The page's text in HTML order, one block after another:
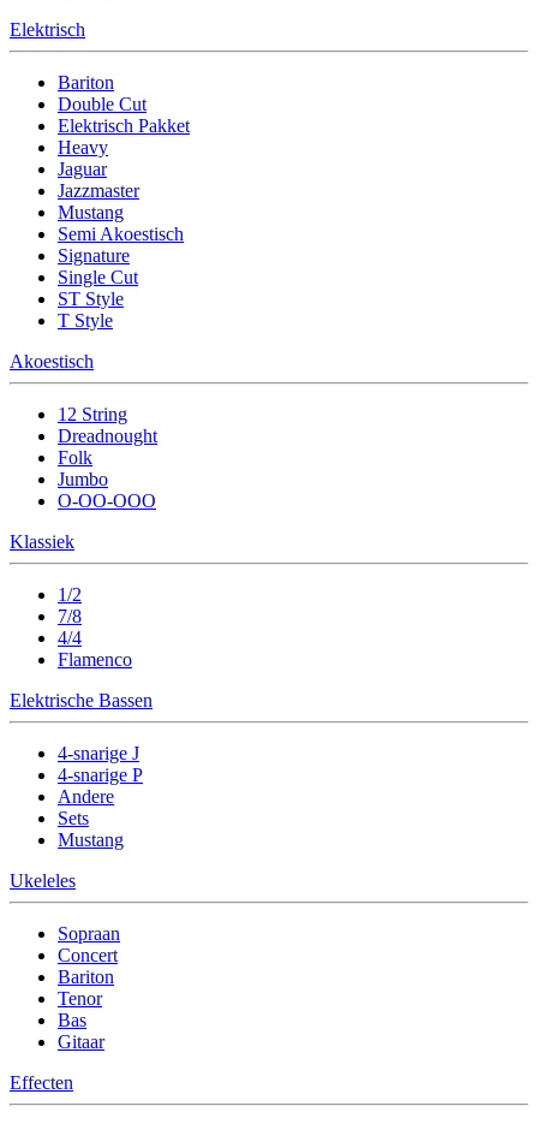
Elektrisch
Bariton
Double Cut
Elektrisch Pakket
Heavy
Jaguar
Jazzmaster
Mustang
Semi Akoestisch
Signature
Single Cut
ST Style
T Style
Akoestisch
12 String
Dreadnought
Folk
Jumbo
O-OO-OOO
Klassiek
1/2
7/8
4/4
Flamenco
Elektrische Bassen
4-snarige J
4-snarige P
Andere
Sets
Mustang
Ukeleles
Sopraan
Concert
Bariton
Tenor
Bas
Gitaar
Effecten